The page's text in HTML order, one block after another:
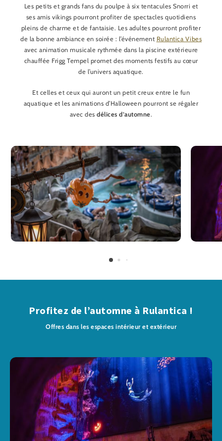
Les petits et grands fans du poulpe à six tentacules Snorri et
ses amis vikings pourront profiter de spectacles quotidiens
pleins de charme et de fantaisie. Les adultes pourront profiter
de la bonne ambiance en soirée : l’événement Rulantica Vibes
avec animation musicale rythmée dans la piscine extérieure
chauffée Frigg Tempel promet des moments festifs au cœur
de l’univers aquatique.
Et celles et ceux qui auront un petit creux entre le fun
aquatique et les animations d’Halloween pourront se régaler
avec desdélices d’automne.
Profitez de l’automne à Rulantica !
Offres dans les espaces intérieur et extérieur